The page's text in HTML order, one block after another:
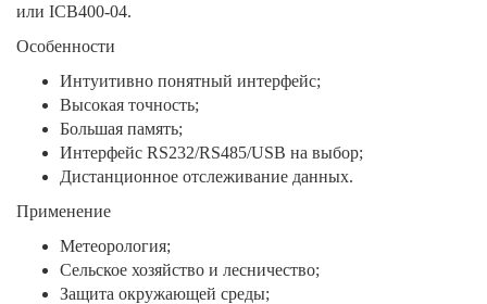
или ICB400-04.
Особенности
Интуитивно понятный интерфейс;
Высокая точность;
Большая память;
Интерфейс RS232/RS485/USB на выбор;
Дистанционное отслеживание данных.
Применение
Метеорология;
Сельское хозяйство и лесничество;
Защита окружающей среды;